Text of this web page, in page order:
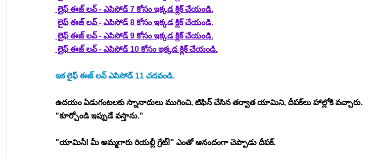
లైఫ్ ఈజ్ లవ్ - ఎపిసోడ్ 7 కోసం ఇక్కడ క్లిక్ చేయండి.
లైఫ్ ఈజ్ లవ్ - ఎపిసోడ్ 8 కోసం ఇక్కడ క్లిక్ చేయండి.
లైఫ్ ఈజ్ లవ్ - ఎపిసోడ్ 9 కోసం ఇక్కడ క్లిక్ చేయండి.
లైఫ్ ఈజ్ లవ్ - ఎపిసోడ్ 10 కోసం ఇక్కడ క్లిక్ చేయండి.
ఇక లైఫ్ ఈజ్ లవ్ ఎపిసోడ్ 11 చదవండి.
ఉదయం ఏడుగంటలకు స్నానాదులు ముగించి, టిఫిన్ చేసిన తర్వాత యామిని, దీపక్‍లు హాల్లోకి వచ్చారు.
"కూర్చోండి ఇప్పుడే వస్తాను."
"యామినీ! మీ అమ్మగారు రియల్లీ గ్రేట్!" ఎంతో ఆనందంగా చెప్పాడు దీపక్.